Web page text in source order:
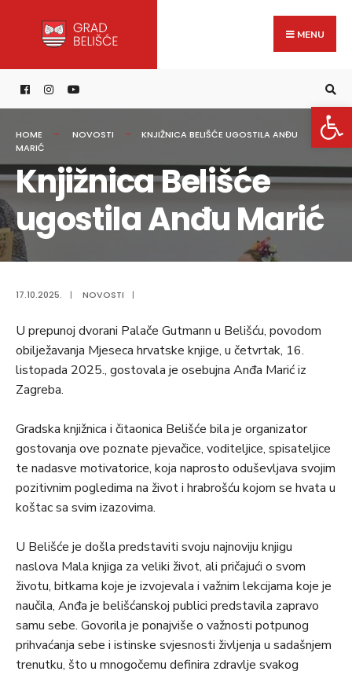
content
MENU
HOME NOVOSTI
KNJIŽNICA BELIŠĆE UGOSTILA ANĐU
MARIĆ
Knjižnica Belišće
ugostila Anđu Marić
17.10.2025. | NOVOSTI |
U prepunoj dvorani Palače Gutmann u Belišću, povodom
obilježavanja Mjeseca hrvatske knjige, u četvrtak, 16.
listopada 2025., gostovala je osebujna Anđa Marić iz
Zagreba.
Gradska knjižnica i čitaonica Belišće bila je organizator
gostovanja ove poznate pjevačice, voditeljice, spisateljice
te nadasve motivatorice, koja naprosto oduševljava svojim
pozitivnim pogledima na život i hrabrošću kojom se hvata u
koštac sa svim izazovima.
U Belišće je došla predstaviti svoju najnoviju knjigu
naslova Mala knjiga za veliki život, ali pričajući o svom
životu, bitkama koje je izvojevala i važnim lekcijama koje je
naučila, Anđa je belišćanskoj publici predstavila zapravo
samu sebe. Govorila je ponajviše o važnosti potpunog
prihvaćanja sebe i istinske svjesnosti življenja u sadašnjem
trenutku, što u mnogočemu definira zdravlje svakog
for: